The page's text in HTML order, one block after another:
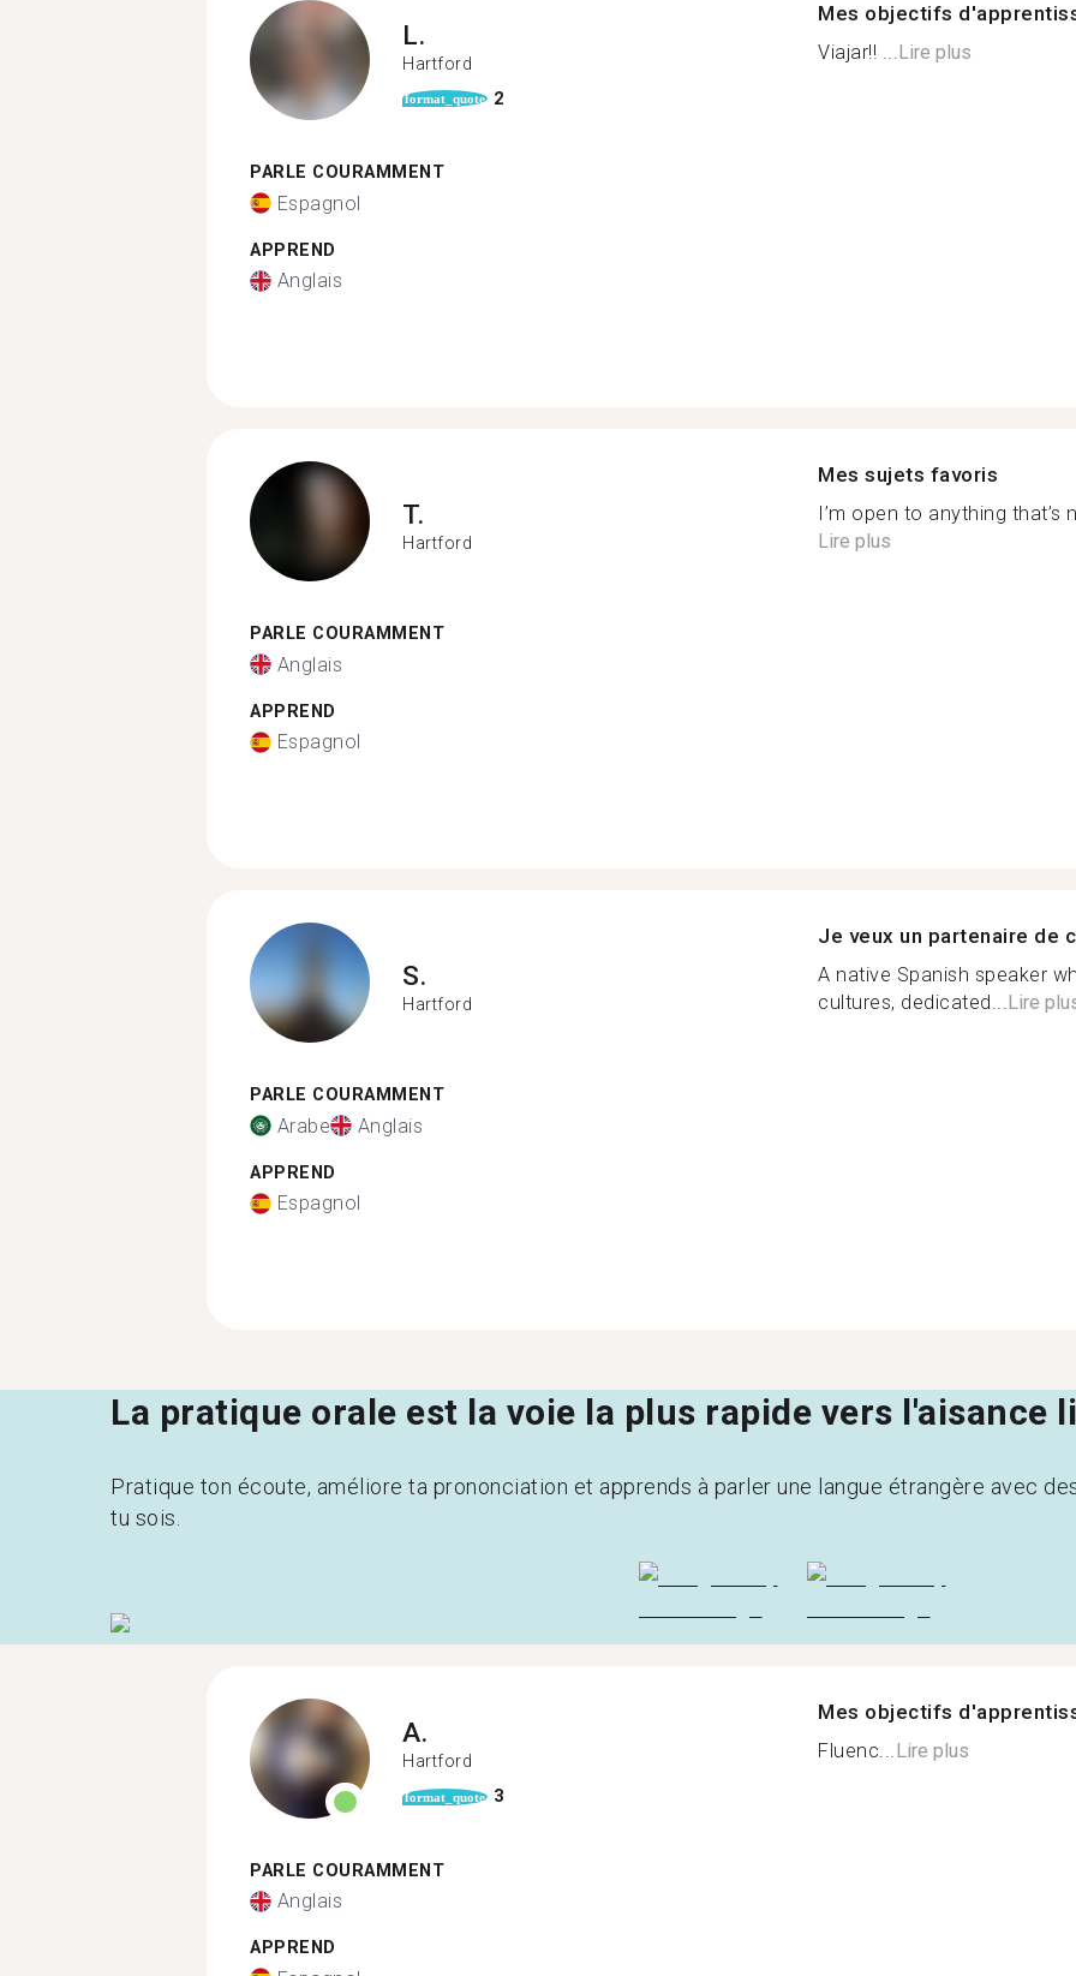
L.
Hartford
format_quote 2
PARLE COURAMMENT
Espagnol
APPREND
Anglais
Mes objectifs
Viajar!! ...Lire plus
T.
Hartford
PARLE COURAMMENT
Anglais
APPREND
Espagnol
Mes sujets favoris
I’m open to anything that’s
Lire plus
S.
Hartford
PARLE COURAMMENT
Arabe Anglais
APPREND
Espagnol
Je veux un partenaire de
A native Spanish speaker
cultures, dedicated...Lire
La pratique orale est la voie la plus rapide vers l'aisance
Pratique ton écoute, améliore ta prononciation et apprends à parler une langue étrangère avec
tu sois.
A.
Hartford
format_quote 3
PARLE COURAMMENT
Anglais
APPREND
Mes objectifs
Fluenc... Lire plus